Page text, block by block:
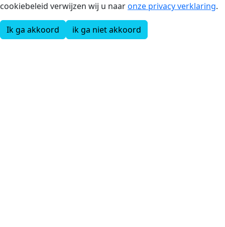
cookiebeleid verwijzen wij u naaronze privacy verklaring.
Ik ga akkoord ik ga niet akkoord